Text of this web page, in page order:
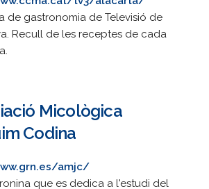
de gastronomia de Televisió de
Recull de les receptes de cada
Micològica
Codina
amjc/
que es dedica a l'estudi del